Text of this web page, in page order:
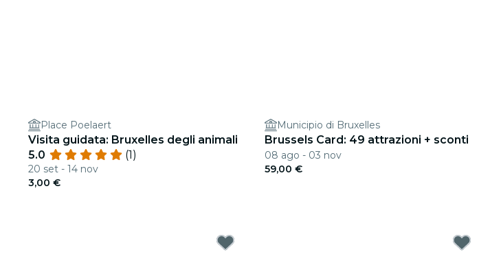
Place Poelaert
Visita guidata: Bruxelles degli animali
5.0
(1)
20 set - 14 nov
3,00 €
Municipio di Bruxelles
Brussels Card: 49 attrazioni + sconti
08 ago - 03 nov
59,00 €